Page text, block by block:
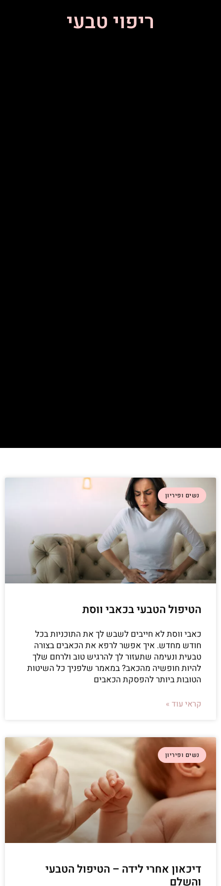
ריפוי טבעי
נשים ופיריון
הטיפול הטבעי בכאבי ווסת
כאבי ווסת לא חייבים לשבש לך את התוכניות בכל
חודש מחדש. איך אפשר לרפא את הכאבים בצורה
טבעית ונעימה שתעזור לך להרגיש טוב ולרחם שלך
להיות חופשיה מהכאב? במאמר שלפניך כל השיטות
הטובות ביותר להפסקת הכאבים
קראי עוד »
נשים ופיריון
דיכאון אחרי לידה – הטיפול הטבעי
והשלם